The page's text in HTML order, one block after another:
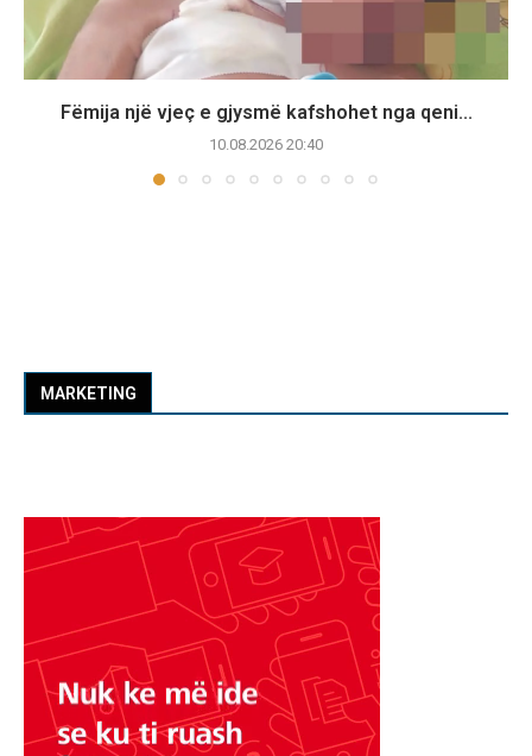
Fëmija një vjeç e gjysmë kafshohet nga qeni...
10.08.2026 20:40
MARKETING